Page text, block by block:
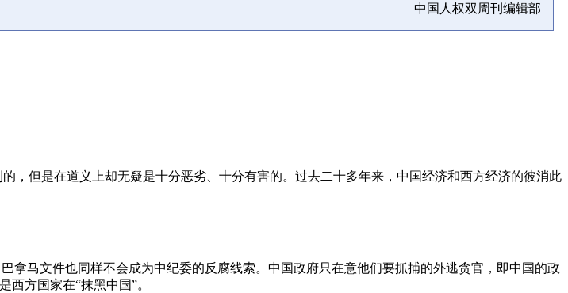
中国人权双周刊编辑部
，但是在道义上却无疑是十分恶劣、十分有害的。过去二十多年来，中国经济和西方经济的彼消此
拿马文件也同样不会成为中纪委的反腐线索。中国政府只在意他们要抓捕的外逃贪官，即中国的政
方国家在“抹黑中国”。